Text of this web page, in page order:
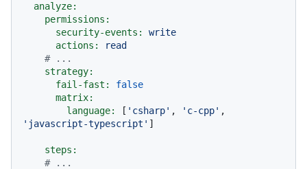
analyze:
permissions:
security-events:
write
actions:
read
# ...
strategy:
fail-fast:
false
matrix:
language:
[ 'csharp' , 'c-cpp'
'javascript-typescript' ]
steps:
# ...